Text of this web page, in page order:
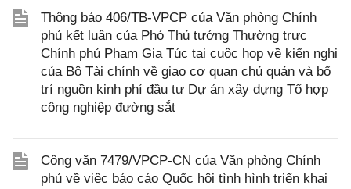
Thông báo 406/TB-VPCP của Văn phòng Chính
phủ kết luận của Phó Thủ tướng Thường trực
Chính phủ Phạm Gia Túc tại cuộc họp về kiến nghị
của Bộ Tài chính về giao cơ quan chủ quản và bố
trí nguồn kinh phí đầu tư Dự án xây dựng Tổ hợp
công nghiệp đường sắt
Công văn 7479/VPCP-CN của Văn phòng Chính
phủ về việc báo cáo Quốc hội tình hình triển khai